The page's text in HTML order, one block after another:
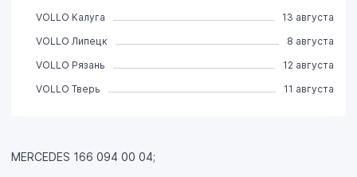
MERCEDES 166 094 00 04;
VOLLO Калуга
13 августа
VOLLO Липецк
8 августа
VOLLO Рязань
12 августа
VOLLO Тверь
11 августа